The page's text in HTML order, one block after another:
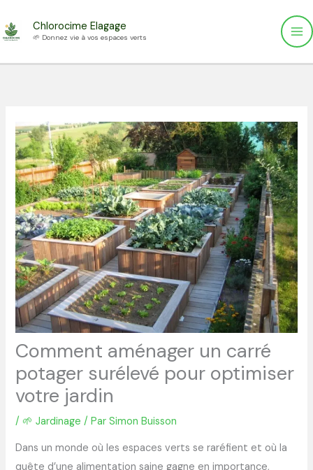
au
Chlorocime Elagage
🌱 Donnez vie à vos espaces verts
Comment aménager un carré
potager surélevé pour optimiser
votre jardin
/ 🌱 Jardinage / ParSimon Buisson
Dans un monde où les espaces verts se raréfient et où la
quête d’une alimentation saine gagne en importance,